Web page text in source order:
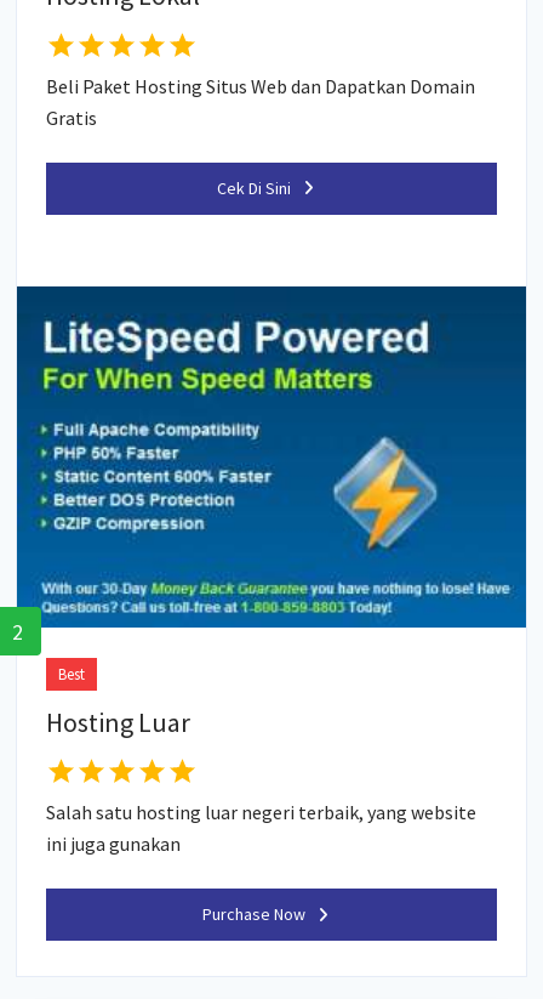
Beli Paket Hosting Situs Web dan Dapatkan Domain
Gratis
Cek Di Sini
2
Best
Hosting Luar
Salah satu hosting luar negeri terbaik, yang website
ini juga gunakan
Purchase Now